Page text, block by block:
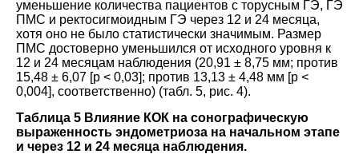
уменьшение количества пациентов с торусным ГЭ, ГЭ
ПМС и ректосигмоидным ГЭ через 12 и 24 месяца,
хотя оно не было статистически значимым. Размер
ПМС достоверно уменьшился от исходного уровня к
12 и 24 месяцам наблюдения (20,91 ± 8,75 мм; против
15,48 ± 6,07 [p < 0,03]; против 13,13 ± 4,48 мм [p <
0,004], соответственно) (табл. 5, рис. 4).
Таблица 5 Влияние КОК на сонографическую
выраженность эндометриоза на начальном этапе
и через 12 и 24 месяца наблюдения.